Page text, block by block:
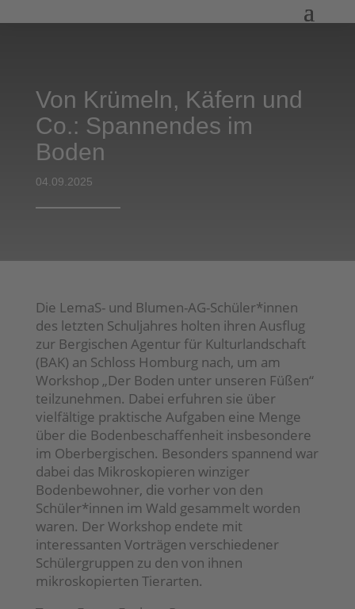
Von Krümeln, Käfern und
Co.: Spannendes im
Boden
04.09.2025
Die LemaS- und Blumen-AG-Schüler*innen
des letzten Schuljahres holten ihren Ausflug
zur Bergischen Agentur für Kulturlandschaft
(BAK) an Schloss Homburg nach, um am
Workshop „Der Boden unter unseren Füßen“
teilzunehmen. Dabei erfuhren sie über
vielfältige praktische Aufgaben eine Menge
über die Bodenbeschaffenheit insbesondere
im Oberbergischen. Besonders spannend war
dabei das Mikroskopieren winziger
Bodenbewohner, die vorher von den
Schüler*innen im Wald gesammelt worden
waren. Der Workshop endete mit
interessanten Vorträgen verschiedener
Schülergruppen zu den von ihnen
mikroskopierten Tierarten.